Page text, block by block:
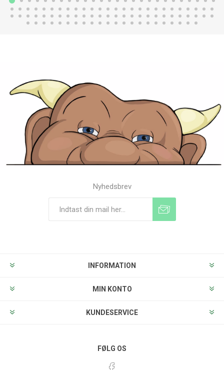
Nyhedsbrev
INFORMATION
MIN KONTO
KUNDESERVICE
FØLG OS